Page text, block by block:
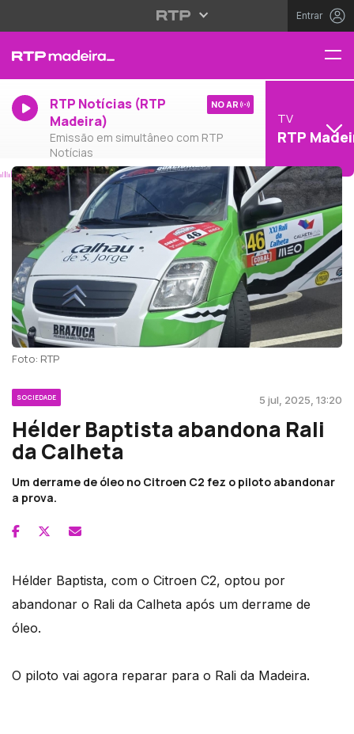
Entrar
RTP Notícias (RTP
Madeira)
Emissão em simultâneo com RTP
Notícias
NO AR
TV
RTP
Foto: RTP
SOCIEDADE 5 jul, 2025, 13:20
Hélder Baptista abandona Rali
da Calheta
Um derrame de óleo no Citroen C2 fez o piloto abandonar
a prova.
Hélder Baptista, com o Citroen C2, optou por
abandonar o Rali da Calheta após um derrame de
óleo.
O piloto vai agora reparar para o Rali da Madeira.